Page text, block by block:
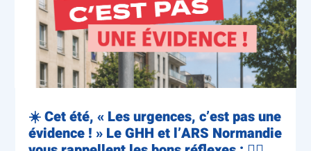
☀️ Cet été, « Les urgences, c’est pas une
évidence ! » Le GHH et l’ARS Normandie